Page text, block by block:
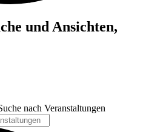
und Ansichten,
nach Veranstaltungen